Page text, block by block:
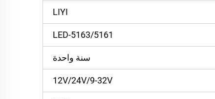
LIYI
LED-5163/5161
سنة واحدة
12V/24V/9-32V